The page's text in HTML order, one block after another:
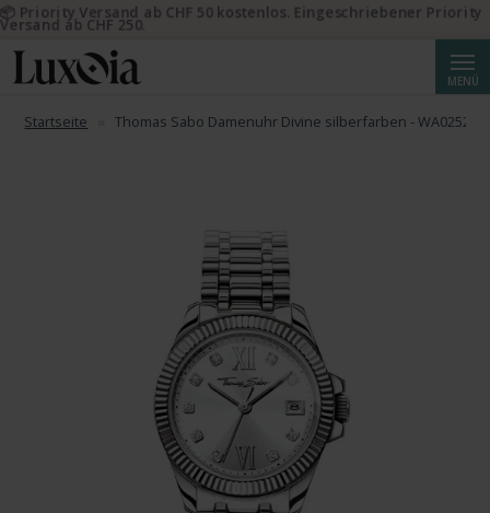
MENÜ
Startseite Thomas Sabo Damenuhr Divine silberfarben - WA0252-
📦 Priority Versand ab CHF 50 kostenlos. Eingeschriebener Priority
Versand ab CHF 250.